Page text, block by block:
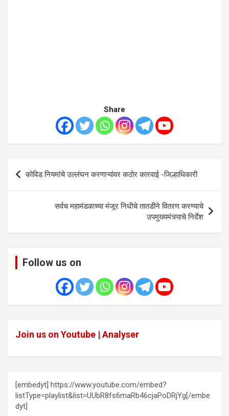
Share
Post
navigation
कोविड नियमांचे उल्लंघन करणाऱ्यांवर कठोर कारवाई -जिल्हाधिकारी
सर्वच महामंडळाच्या मंजूर निधीचे तातडीने वितरण करण्याचे
उपमुख्यमंत्र्याचे निर्देश
Follow us on
Join us on Youtube | Analyser
[embedyt] https://www.youtube.com/embed?
listType=playlist&list=UUbR8fs6maRb46cjaPoDRjYg[/embe
dyt]